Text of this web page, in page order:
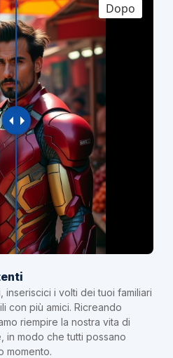
Dopo
i volti dei tuoi familiari
con più amici. Ricreando
riempire la nostra vita di
in modo che tutti possano
momento.